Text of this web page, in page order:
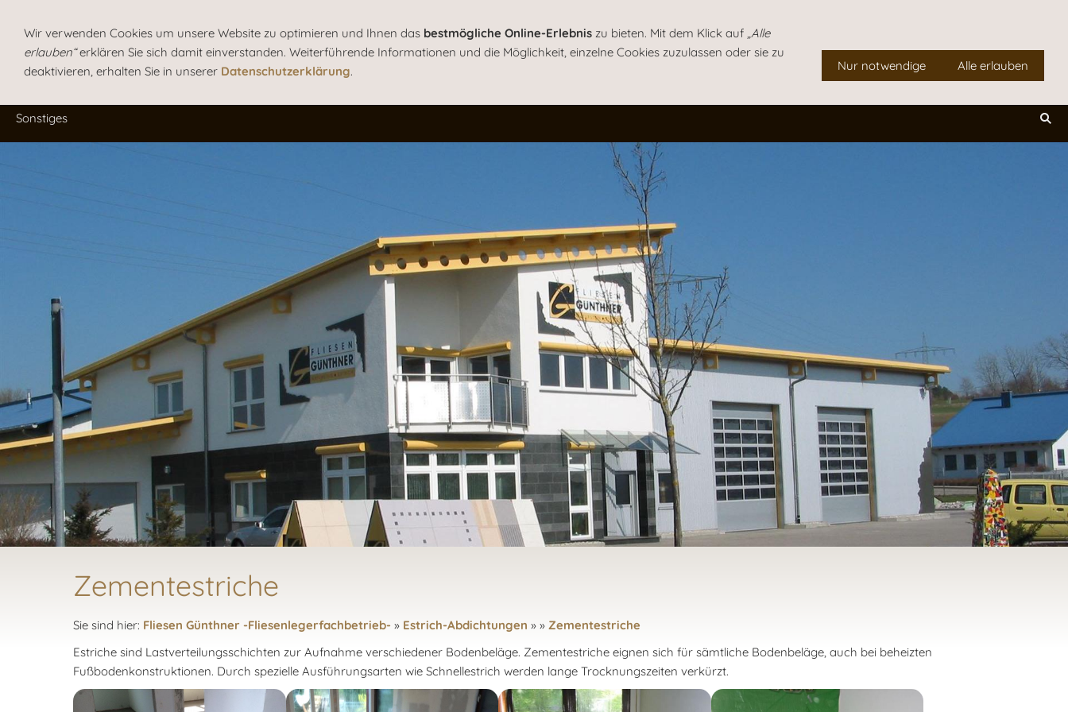
Fliesen Naturstein Lichtprofiltechnik Ausstellungen Team
Sonstiges
Zementestriche
Sie sind hier: Fliesen Günthner -Fliesenlegerfachbetrieb- » Estrich-Abdichtungen » » Zementestriche
Estriche sind Lastverteilungsschichten zur Aufnahme verschiedener Bodenbeläge. Zementestriche eignen sich für sämtliche Bodenbeläge, auch bei beheizten
Fußbodenkonstruktionen. Durch spezielle Ausführungsarten wie Schnellestrich werden lange Trocknungszeiten verkürzt.
Wir verwenden Cookies um unsere Website zu optimieren und Ihnen das bestmögliche Online-Erlebnis zu bieten. Mit dem Klick auf „Alle
erlauben“erklären Sie sich damit einverstanden. Weiterführende Informationen und die Möglichkeit, einzelne Cookies zuzulassen oder sie zu
deaktivieren, erhalten Sie in unserer Datenschutzerklärung. Nur notwendige Alle erlauben